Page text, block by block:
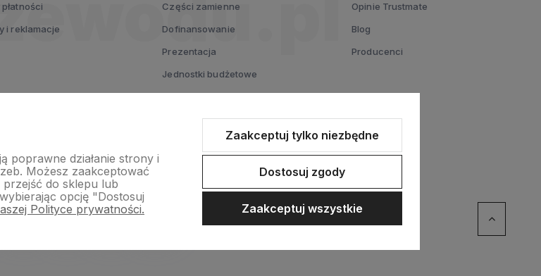
płatności
i reklamacje
Części zamienne
Dofinansowanie
Prezentacja
Jednostki budżetowe
Testuj MX FUEL
Voucher prezentowy
Opinie Trustmate
Blog
Producenci
poprawne działanie strony i
Możesz zaakceptować
do sklepu lub
opcję "Dostosuj
Polityce prywatności.
Zaakceptuj tylko niezbędne
Dostosuj zgody
Zaakceptuj wszystkie